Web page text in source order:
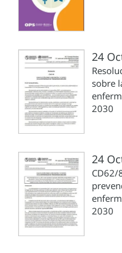
24
sobre
2030
24
CD62/
2030